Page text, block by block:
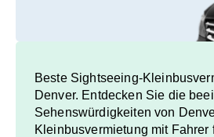
Beste Sightseeing-
Denver. Entdecken Sie die
Sehenswürdigkeiten von
Kleinbusvermietung mit Fahrer